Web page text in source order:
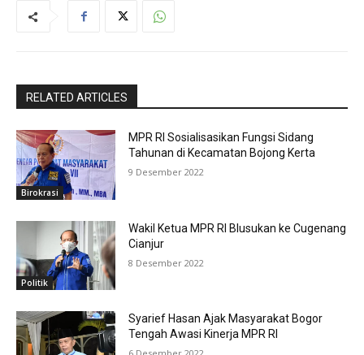
RELATED ARTICLES
Birokrasi
MPR RI Sosialisasikan Fungsi Sidang
Tahunan di Kecamatan Bojong Kerta
9 Desember 2022
Politik
Wakil Ketua MPR RI Blusukan ke Cugenang
Cianjur
8 Desember 2022
Syarief Hasan Ajak Masyarakat Bogor
Tengah Awasi Kinerja MPR RI